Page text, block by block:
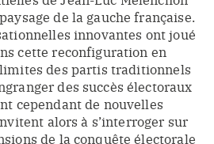
de la gauche française.
innovantes ont joué
cette reconfiguration en
des partis traditionnels
des succès électoraux
cependant de nouvelles
alors à s’interroger sur
de la conquête électorale